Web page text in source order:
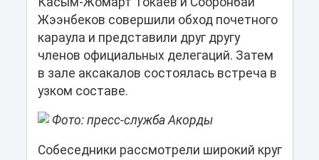
Жээнбеков совершили обход почетного
караула и представили друг другу
членов официальных делегаций. Затем
в зале аксакалов состоялась встреча в
узком составе.
Фото: пресс-служба Акорды
Собеседники рассмотрели широкий круг